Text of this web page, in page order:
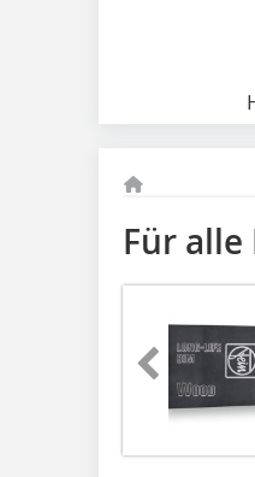
Für